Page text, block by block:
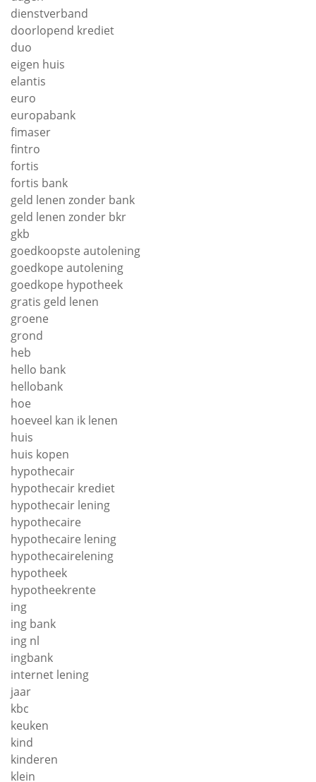
dienstverband
doorlopend krediet
duo
eigen huis
elantis
euro
europabank
fimaser
fintro
fortis
fortis bank
geld lenen zonder bank
geld lenen zonder bkr
gkb
goedkoopste autolening
goedkope autolening
goedkope hypotheek
gratis geld lenen
groene
grond
heb
hello bank
hellobank
hoe
hoeveel kan ik lenen
huis
huis kopen
hypothecair
hypothecair krediet
hypothecair lening
hypothecaire
hypothecaire lening
hypothecairelening
hypotheek
hypotheekrente
ing
ing bank
ing nl
ingbank
internet lening
jaar
kbc
keuken
kind
kinderen
klein